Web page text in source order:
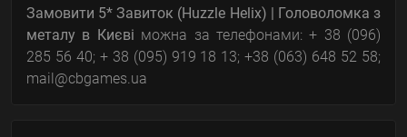
Замовити 5* Завиток (Huzzle Helix) | Головоломка з
металу в Києві можна за телефонами: + 38 (096)
285 56 40; + 38 (095) 919 18 13; +38 (063) 648 52 58;
mail@cbgames.ua